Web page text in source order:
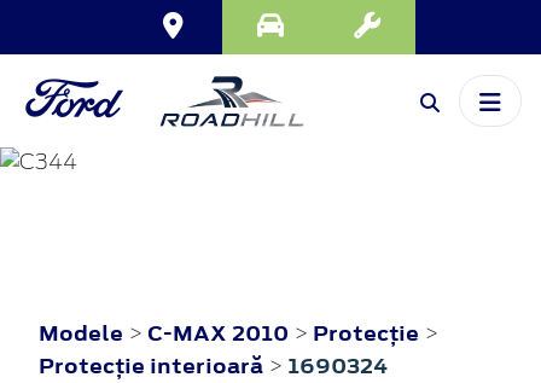
Modele > C-MAX 2010 > Protecţie >
Protecţie interioară > 1690324